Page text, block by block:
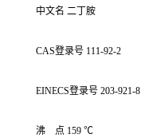
中文名 二丁胺
CAS登录号 111-92-2
EINECS登录号 203-921-8
沸 点 159 ℃